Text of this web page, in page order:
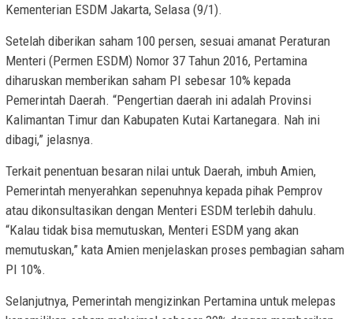
Kementerian ESDM Jakarta, Selasa (9/1).
Setelah diberikan saham 100 persen, sesuai amanat Peraturan
Menteri (Permen ESDM) Nomor 37 Tahun 2016, Pertamina
diharuskan memberikan saham PI sebesar 10% kepada
Pemerintah Daerah. “Pengertian daerah ini adalah Provinsi
Kalimantan Timur dan Kabupaten Kutai Kartanegara. Nah ini
dibagi,” jelasnya.
Terkait penentuan besaran nilai untuk Daerah, imbuh Amien,
Pemerintah menyerahkan sepenuhnya kepada pihak Pemprov
atau dikonsultasikan dengan Menteri ESDM terlebih dahulu.
“Kalau tidak bisa memutuskan, Menteri ESDM yang akan
memutuskan,” kata Amien menjelaskan proses pembagian saham
PI 10%.
Selanjutnya, Pemerintah mengizinkan Pertamina untuk melepas